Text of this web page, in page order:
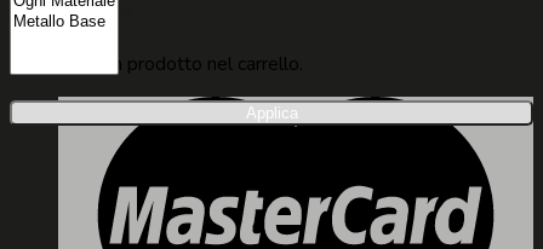
Carrello
Nessun prodotto nel carrello.
Applica